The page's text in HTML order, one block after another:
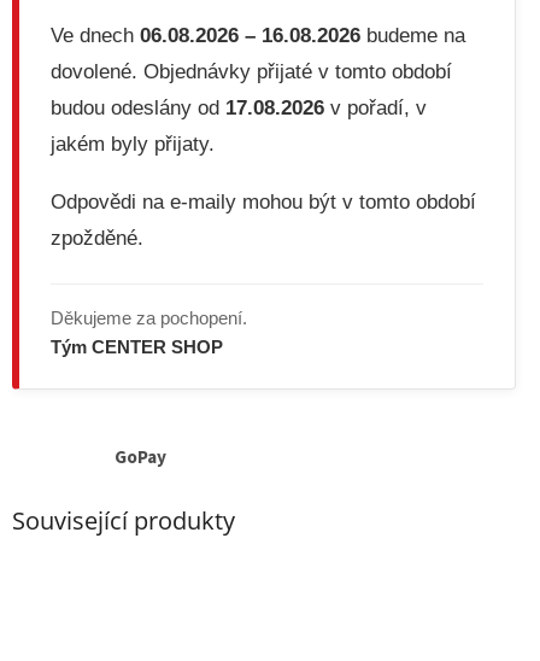
Ve dnech 06.08.2026 – 16.08.2026 budeme na
dovolené. Objednávky přijaté v tomto období
budou odeslány od 17.08.2026 v pořadí, v
jakém byly přijaty.
Odpovědi na e-maily mohou být v tomto období
zpožděné.
Děkujeme za pochopení.
Tým CENTER SHOP
GoPay
Související produkty